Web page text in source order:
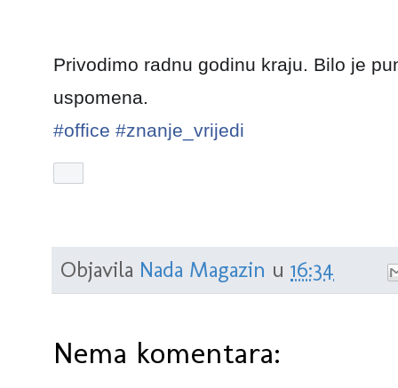
Privodimo radnu godinu kraju. Bilo je
uspomena.
#office #znanje_vrijedi
Objavila Nada Magazin u 16:34
Nema komentara: